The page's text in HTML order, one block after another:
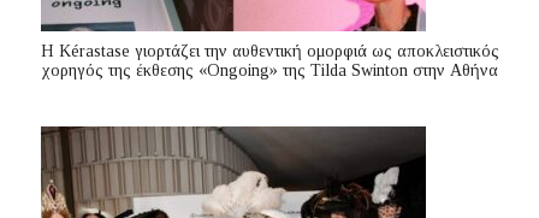
Η Kérastase γιορτάζει την αυθεντική ομορφιά ως αποκλειστικός
χορηγός της έκθεσης «Ongoing» της Tilda Swinton στην Αθήνα